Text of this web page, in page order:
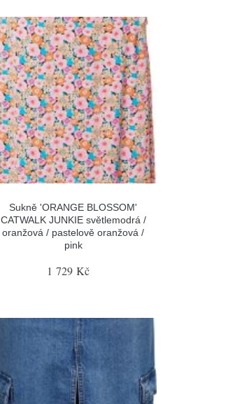
Sukně 'ORANGE BLOSSOM'
CATWALK JUNKIE světlemodrá /
oranžová / pastelově oranžová /
pink
1 729 Kč